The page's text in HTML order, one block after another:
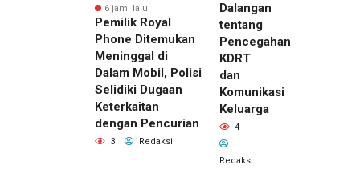
6 jam lalu
Pemilik Royal
Phone Ditemukan
Meninggal di
Dalam Mobil, Polisi
Selidiki Dugaan
Keterkaitan
dengan Pencurian
3 Redaksi
Dalangan
tentang
Pencegahan
KDRT
dan
Komunikasi
Keluarga
4
Redaksi